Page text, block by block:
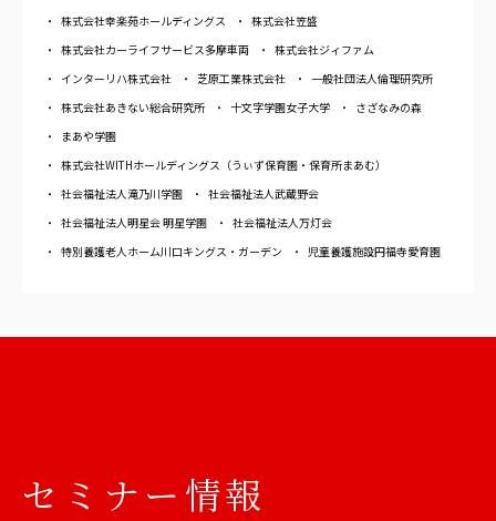
株式会社幸楽苑ホールディングス
株式会社笠盛
株式会社カーライフサービス多摩車両
株式会社ジィファム
インターリハ株式会社
芝原工業株式会社
一般社団法人倫理研究所
株式会社あきない総合研究所
十文字学園女子大学
さざなみの森
まあや学園
株式会社WITHホールディングス（うぃず保育園・保育所まあむ）
社会福祉法人滝乃川学園
社会福祉法人武蔵野会
社会福祉法人明星会 明星学園
社会福祉法人万灯会
特別養護老人ホーム川口キングス・ガーデン
児童養護施設円福寺愛育園
セミナー情報